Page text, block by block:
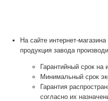
На сайте интернет-
продукция завода
Гарантийный срок на
Минимальный срок
Гарантия
согласно их